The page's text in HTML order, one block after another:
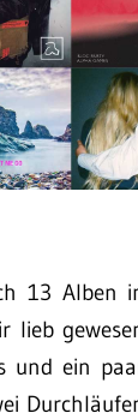
13 Alben
lieb
und ein